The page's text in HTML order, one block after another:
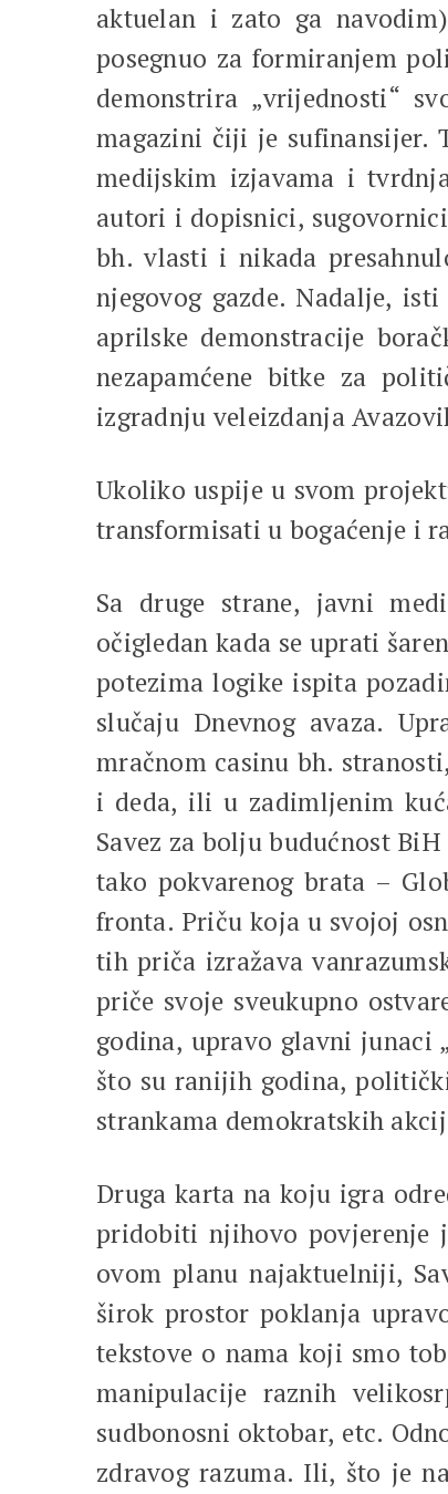
aktuelan i zato ga
posegnuo za formiranjem
demonstrira „vrijednosti“
magazini čiji je sufinansijer.
medijskim izjavama i
autori i dopisnici,
bh. vlasti i nikada
njegovog gazde. Nadalje,
aprilske demonstracije
nezapamćene bitke za
izgradnju veleizdanja
Ukoliko uspije u svom
transformisati u bogaćenje i
Sa druge strane, javni
očigledan kada se uprati
potezima logike ispita
slučaju Dnevnog avaza.
mračnom casinu bh.
i deda, ili u zadimljenim
Savez za bolju budućnost
tako pokvarenog brata –
fronta. Priču koja u svojoj
tih priča izražava
priče svoje sveukupno
godina, upravo glavni junaci
što su ranijih godina,
strankama demokratskih
Druga karta na koju igra
pridobiti njihovo povjerenje
ovom planu najaktuelniji,
širok prostor poklanja
tekstove o nama koji smo
manipulacije raznih
sudbonosni oktobar, etc.
zdravog razuma. Ili, što je